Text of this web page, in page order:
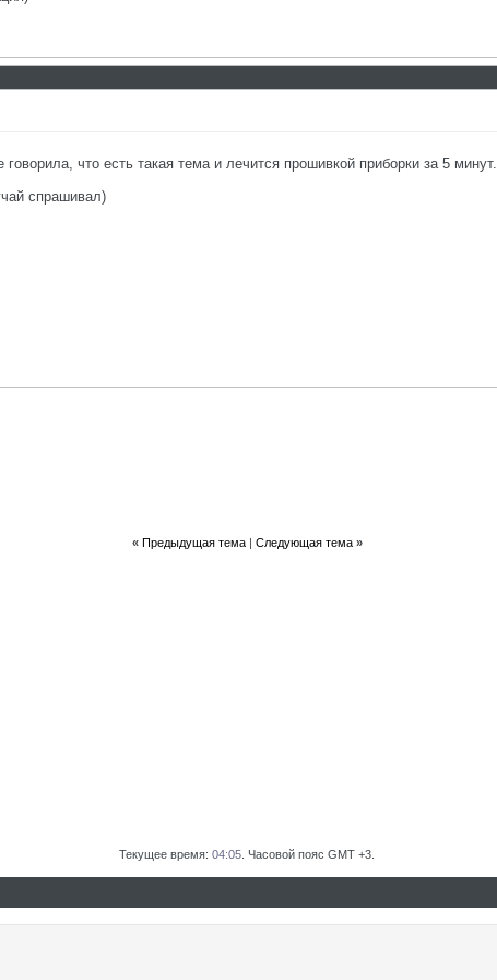
что есть такая тема и лечится прошивкой приборки за 5 минут.
спрашивал)
« Предыдущая тема| Следующая тема »
Текущее время: 04:05 . Часовой пояс GMT +3.